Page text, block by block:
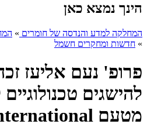
הינך נמצא כאן
המחלקה למדע והנדסה של חומרים »
» חדשות ומחקרים חשמל
פרופ' נעם אליעז
מטעם NACE International